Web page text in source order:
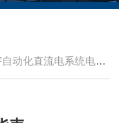
动化直流电系统电能表